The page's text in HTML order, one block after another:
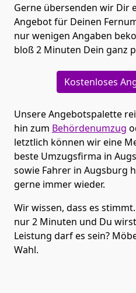
Gerne übersenden wir Dir
Angebot für Deinen
nur wenigen Angaben
bloß 2 Minuten Dein ganz
Kostenloses
Unsere Angebotspalette
hin zum Behördenumzug
letztlich können wir eine
beste Umzugsfirma in
sowie Fahrer in Augsburg
gerne immer wieder.
Wir wissen, dass es
nur 2 Minuten und Du
Leistung darf es sein?
Wahl.